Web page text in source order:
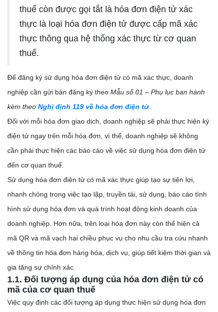
thuế còn được gọi tắt là hóa đơn điện tử xác
thực là loại hóa đơn điện tử được cấp mã xác
thực thông qua hệ thống xác thực từ cơ quan
thuế.
Để đăng ký sử dụng hóa đơn điện tử có mã xác thực, doanh
nghiệp cần gửi bản đăng ký theo Mẫu số 01 – Phụ lục ban hành
kèm theo Nghị định 119 về hóa đơn điện tử.
Đối với mỗi hóa đơn giao dịch, doanh nghiệp sẽ phải thực hiện ký
điện tử ngay trên mỗi hóa đơn, vì thế, doanh nghiệp sẽ không
cần phải thực hiện các báo cáo về việc sử dụng hóa đơn điện tử
đến cơ quan thuế.
Sử dụng hóa đơn điện tử có mã xác thực giúp tạo sự tiện lợi,
nhanh chóng trong việc tạo lập, truyền tải, sử dụng, báo cáo tình
hình sử dụng hóa đơn và quá trình hoạt động kinh doanh của
doanh nghiệp. Hơn nữa, trên loại hóa đơn này còn thể hiện cả
mã QR và mã vạch hai chiều phục vụ cho nhu cầu tra cứu nhanh
về thông tin hóa đơn hàng hóa, dịch vụ, giúp tiết kiệm thời gian và
gia tăng sự chính xác.
1.1. Đối tượng áp dụng của hóa đơn điện tử có
mã của cơ quan thuế
Việc quy định các đối tượng áp dụng thực hiện sử dụng hóa đơn